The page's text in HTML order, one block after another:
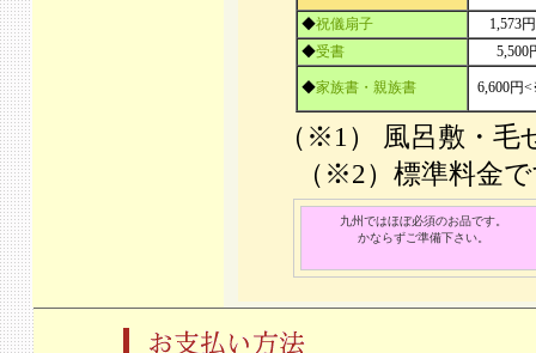
◆祝儀扇子
1,573
◆受書 5,500
◆家族書・親族書 6,600円
（※1） 風呂敷・
（※2）標準料金
九州ではほぼ必須のお品です。
かならずご準備下さい。